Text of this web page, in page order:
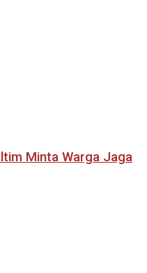
Minta Warga Jaga